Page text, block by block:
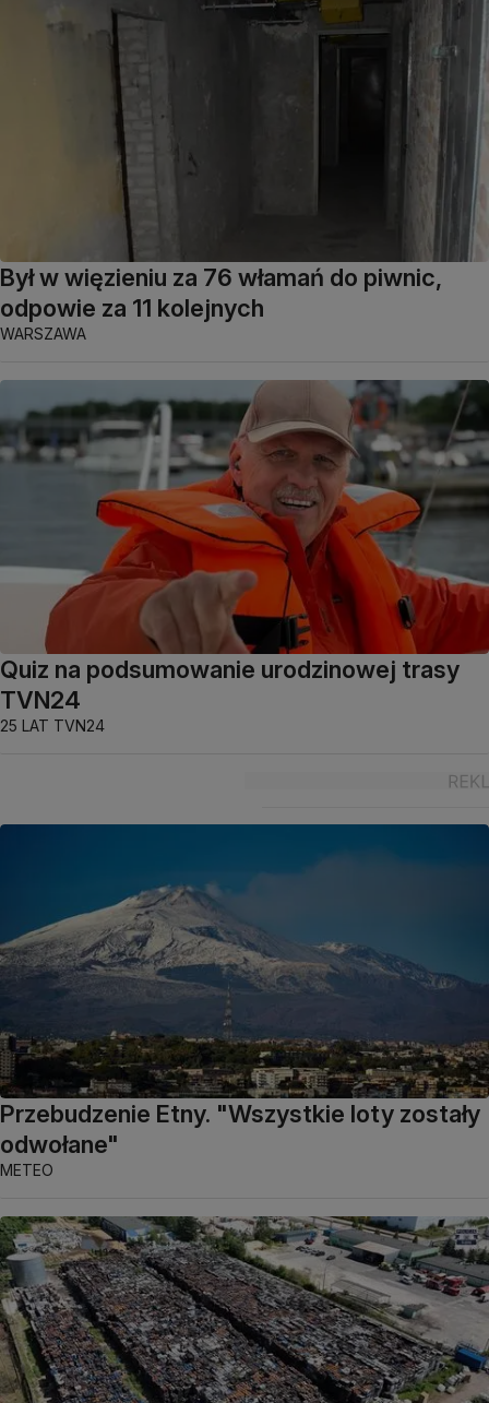
Był w więzieniu za 76 włamań do piwnic,
odpowie za 11 kolejnych
WARSZAWA
Quiz na podsumowanie urodzinowej trasy
TVN24
25 LAT TVN24
Przebudzenie Etny. "Wszystkie loty zostały
odwołane"
METEO